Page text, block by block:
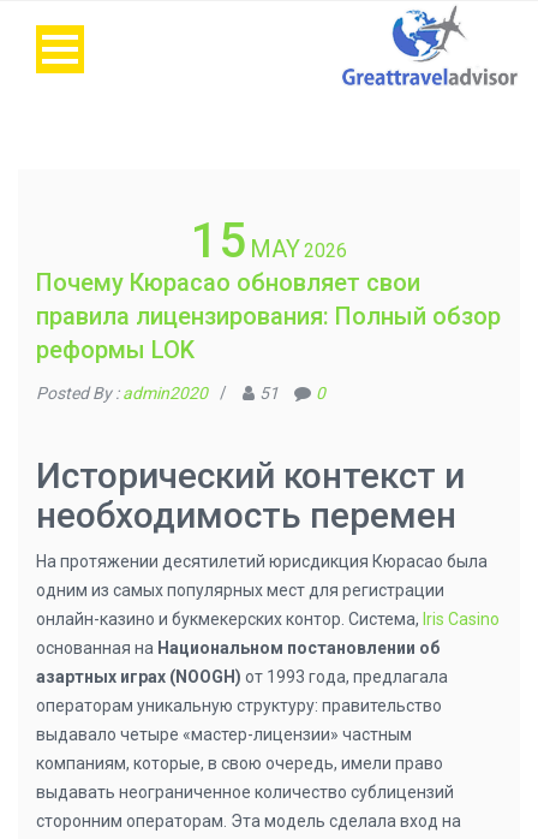
15 MAY2026
Почему Кюрасао обновляет свои
правила лицензирования: Полный обзор
реформы LOK
Posted By :admin2020 / 51 0
Исторический контекст и
необходимость перемен
На протяжении десятилетий юрисдикция Кюрасао была
одним из самых популярных мест для регистрации
онлайн-казино и букмекерских контор. Система, Iris Casino
основанная на Национальном постановлении об
азартных играх (NOOGH) от 1993 года, предлагала
операторам уникальную структуру: правительство
выдавало четыре «мастер-лицензии» частным
компаниям, которые, в свою очередь, имели право
выдавать неограниченное количество сублицензий
сторонним операторам. Эта модель сделала вход на